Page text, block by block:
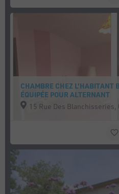
CHAMBRE CHEZ L'HABITANT
ÉQUIPÉE POUR ALTERNANT
15 Rue Des